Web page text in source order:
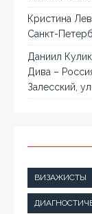
Кристина
Санкт-
Даниил
Дива –
Залесский,
ВИЗАЖИСТЫ